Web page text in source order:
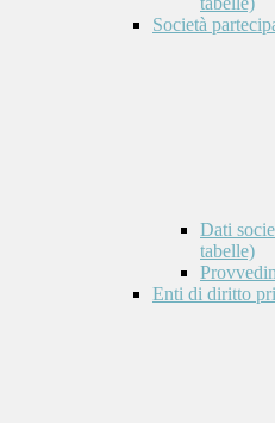
Società
Dati
tabelle)
Enti di diritto